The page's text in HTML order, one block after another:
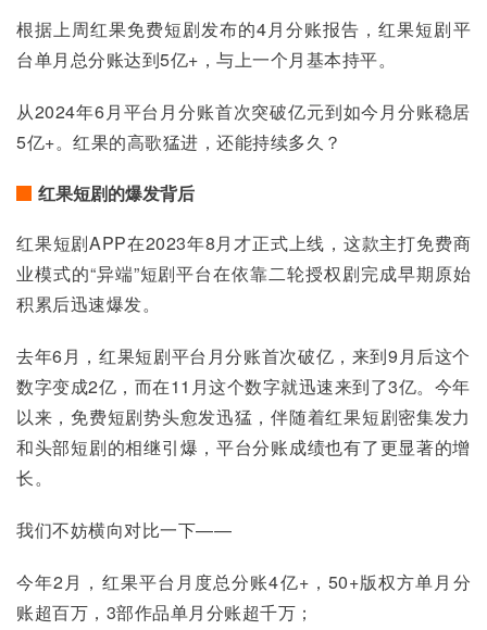
根据上周红果免费短剧发布的4月分账报告，红果短剧平
台单月总分账达到5亿+，与上一个月基本持平。
从2024年6月平台月分账首次突破亿元到如今月分账稳居
5亿+。红果的高歌猛进，还能持续多久？
红果短剧的爆发背后
红果短剧APP在2023年8月才正式上线，这款主打免费商
业模式的“异端”短剧平台在依靠二轮授权剧完成早期原始
积累后迅速爆发。
去年6月，红果短剧平台月分账首次破亿，来到9月后这个
数字变成2亿，而在11月这个数字就迅速来到了3亿。今年
以来，免费短剧势头愈发迅猛，伴随着红果短剧密集发力
和头部短剧的相继引爆，平台分账成绩也有了更显著的增
长。
我们不妨横向对比一下——
今年2月，红果平台月度总分账4亿+，50+版权方单月分
账超百万，3部作品单月分账超千万；